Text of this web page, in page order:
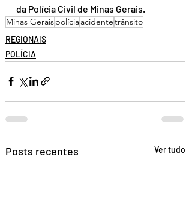
da Polícia Civil de Minas Gerais.
Minas Geraispolíciaacidentetrânsito
REGIONAIS
POLÍCIA
Posts recentes Ver tudo